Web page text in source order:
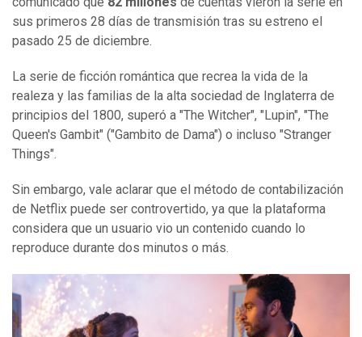
sus primeros 28 días de transmisión tras su estreno el
pasado 25 de diciembre.
La serie de ficción romántica que recrea la vida de la
realeza y las familias de la alta sociedad de Inglaterra de
principios del 1800, superó a "The Witcher", "Lupin", "The
Queen's Gambit" ("Gambito de Dama") o incluso "Stranger
Things".
Sin embargo, vale aclarar que el método de contabilización
de Netflix puede ser controvertido, ya que la plataforma
considera que un usuario vio un contenido cuando lo
reproduce durante dos minutos o más.